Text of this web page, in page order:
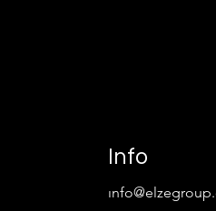
Info
ı